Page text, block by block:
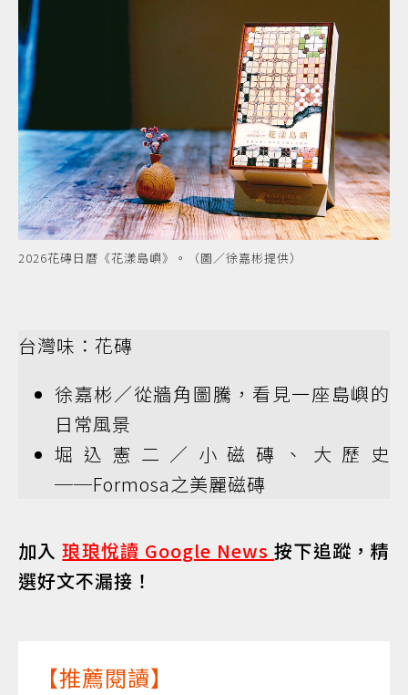
2026花磚日曆《花漾島嶼》。（圖／徐嘉彬提供）
台灣味：花磚
徐嘉彬／從牆角圖騰，看見一座島嶼的
日常風景
堀込憲二／小磁磚、大歷史
──Formosa之美麗磁磚
加入琅琅悅讀 Google News按下追蹤，精
選好文不漏接！
【推薦閱讀】